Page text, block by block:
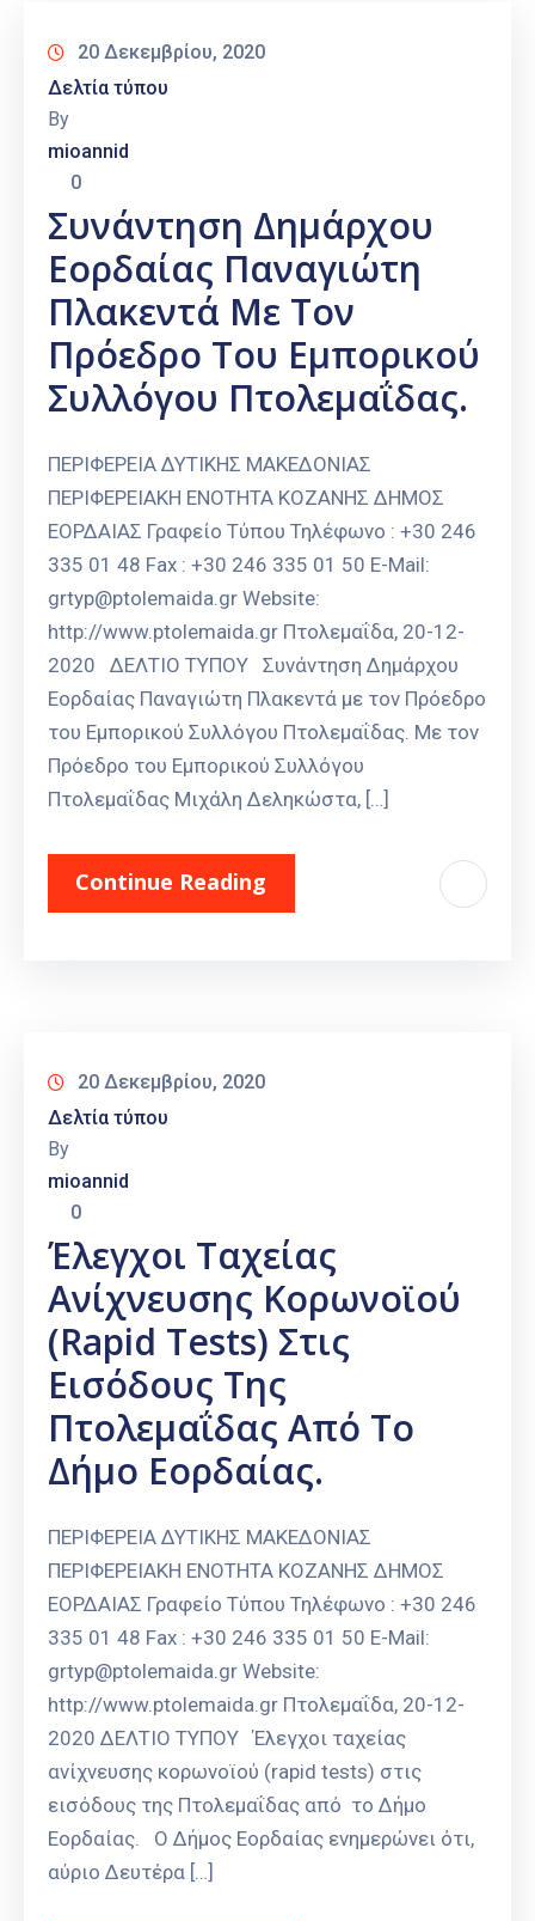
20 Δεκεμβρίου, 2020
Δελτία τύπου
By
mioannid
0
Συνάντηση Δημάρχου
Εορδαίας Παναγιώτη
Πλακεντά Με Τον
Πρόεδρο Του Εμπορικού
Συλλόγου Πτολεμαΐδας.
ΠΕΡΙΦΕΡΕΙΑ ΔΥΤΙΚΗΣ ΜΑΚΕΔΟΝΙΑΣ
ΠΕΡΙΦΕΡΕΙΑΚΗ ΕΝΟΤΗΤΑ ΚΟΖΑΝΗΣ ΔΗΜΟΣ
ΕΟΡΔΑΙΑΣ Γραφείο Τύπου Τηλέφωνο : +30 246
335 01 48 Fax : +30 246 335 01 50 E-Mail:
grtyp@ptolemaida.gr Website:
http://www.ptolemaida.gr Πτολεμαΐδα, 20-12-
2020 ΔΕΛΤΙΟ ΤΥΠΟΥ Συνάντηση Δημάρχου
Εορδαίας Παναγιώτη Πλακεντά με τον Πρόεδρο
του Εμπορικού Συλλόγου Πτολεμαΐδας. Με τον
Πρόεδρο του Εμπορικού Συλλόγου
Πτολεμαΐδας Μιχάλη Δεληκώστα, […]
Continue Reading
20 Δεκεμβρίου, 2020
Δελτία τύπου
By
mioannid
0
Έλεγχοι Ταχείας
Ανίχνευσης Κορωνοϊού
(rapid Tests) Στις
Εισόδους Της
Πτολεμαΐδας Από Το
Δήμο Εορδαίας.
ΠΕΡΙΦΕΡΕΙΑ ΔΥΤΙΚΗΣ ΜΑΚΕΔΟΝΙΑΣ
ΠΕΡΙΦΕΡΕΙΑΚΗ ΕΝΟΤΗΤΑ ΚΟΖΑΝΗΣ ΔΗΜΟΣ
ΕΟΡΔΑΙΑΣ Γραφείο Τύπου Τηλέφωνο : +30 246
335 01 48 Fax : +30 246 335 01 50 E-Mail:
grtyp@ptolemaida.gr Website:
http://www.ptolemaida.gr Πτολεμαΐδα, 20-12-
2020 ΔΕΛΤΙΟ ΤΥΠΟΥ Έλεγχοι ταχείας
ανίχνευσης κορωνοϊού (rapid tests) στις
εισόδους της Πτολεμαΐδας από το Δήμο
Εορδαίας. Ο Δήμος Εορδαίας ενημερώνει ότι,
αύριο Δευτέρα […]